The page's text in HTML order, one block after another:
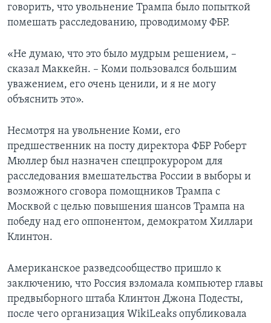
говорить, что увольнение Трампа было попыткой
помешать расследованию, проводимому ФБР.
«Не думаю, что это было мудрым решением, –
сказал Маккейн. – Коми пользовался большим
уважением, его очень ценили, и я не могу
объяснить это».
Несмотря на увольнение Коми, его
предшественник на посту директора ФБР Роберт
Мюллер был назначен спецпрокурором для
расследования вмешательства России в выборы и
возможного сговора помощников Трампа с
Москвой с целью повышения шансов Трампа на
победу над его оппонентом, демократом Хиллари
Клинтон.
Американское разведсообщество пришло к
заключению, что Россия взломала компьютер главы
предвыборного штаба Клинтон Джона Подесты,
после чего организация WikiLeaks опубликовала